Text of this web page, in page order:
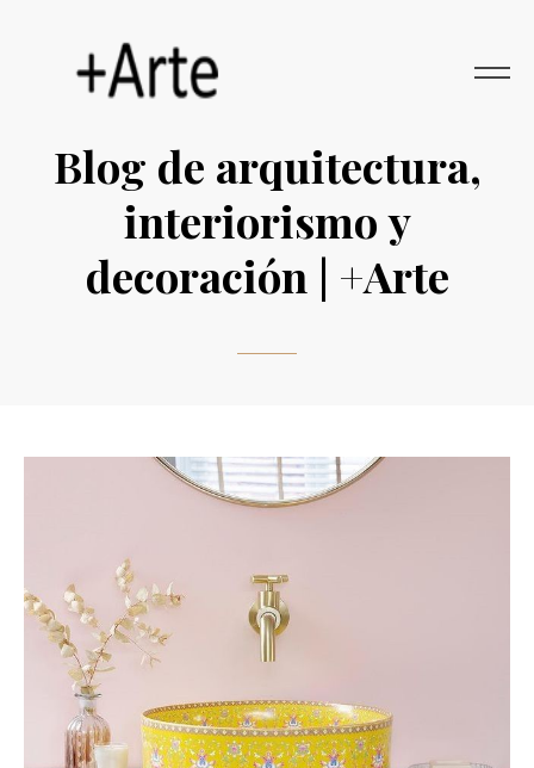
Blog de arquitectura,
interiorismo y
decoración | +Arte